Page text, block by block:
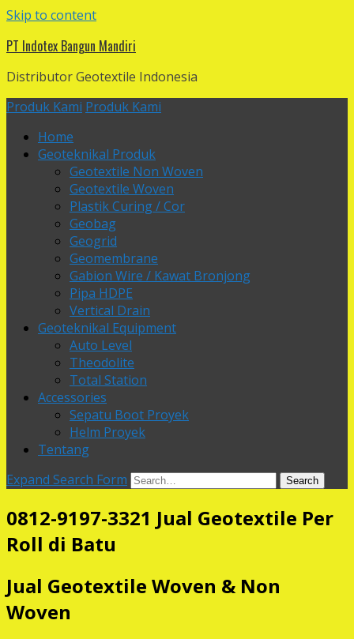
Skip to content
PT Indotex Bangun Mandiri
Distributor Geotextile Indonesia
Produk Kami Produk Kami
Home
Geoteknikal Produk
Geotextile Non Woven
Geotextile Woven
Plastik Curing / Cor
Geobag
Geogrid
Geomembrane
Gabion Wire / Kawat Bronjong
Pipa HDPE
Vertical Drain
Geoteknikal Equipment
Auto Level
Theodolite
Total Station
Accessories
Sepatu Boot Proyek
Helm Proyek
Tentang
Expand Search Form
Search
0812-9197-3321 Jual Geotextile Per
Roll di Batu
Jual Geotextile Woven & Non
Woven